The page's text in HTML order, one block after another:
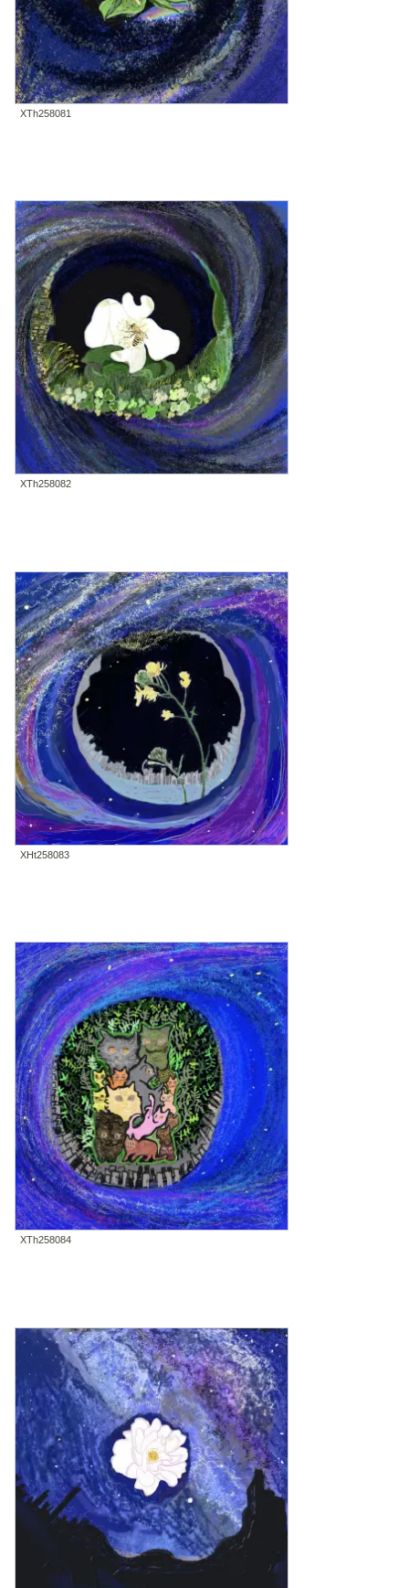
XTh258081
XTh258082
XHt258083
XTh258084